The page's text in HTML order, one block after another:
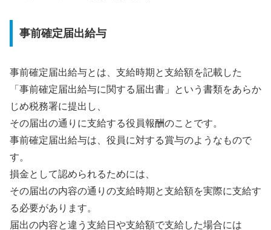
事前確定届出給与
事前確定届出給与とは、支給時期と支給額を記載した
「事前確定届出給与に関する届出書」という書類をあらか
じめ税務署に提出し、
その届出の通りに支給する役員報酬のことです。
事前確定届出給与は、役員に対する賞与のようなもので
す。
損金として認められるためには、
その届出の内容の通りの支給時期と支給額を実際に支給す
る必要があります。
届出の内容と違う支給日や支給額で支給した場合には